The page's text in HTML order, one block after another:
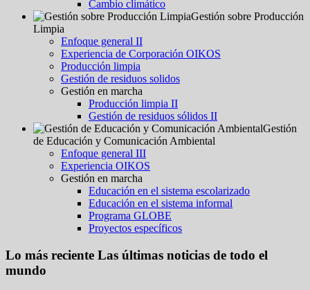
Cambio climático
Gestión sobre Producción
Limpia
Enfoque general II
Experiencia de Corporación OIKOS
Producción limpia
Gestión de residuos solidos
Gestión en marcha
Producción limpia II
Gestión de residuos sólidos II
Gestión
de Educación y Comunicación Ambiental
Enfoque general III
Experiencia OIKOS
Gestión en marcha
Educación en el sistema escolarizado
Educación en el sistema informal
Programa GLOBE
Proyectos específicos
Lo más reciente Las últimas noticias de todo el
mundo